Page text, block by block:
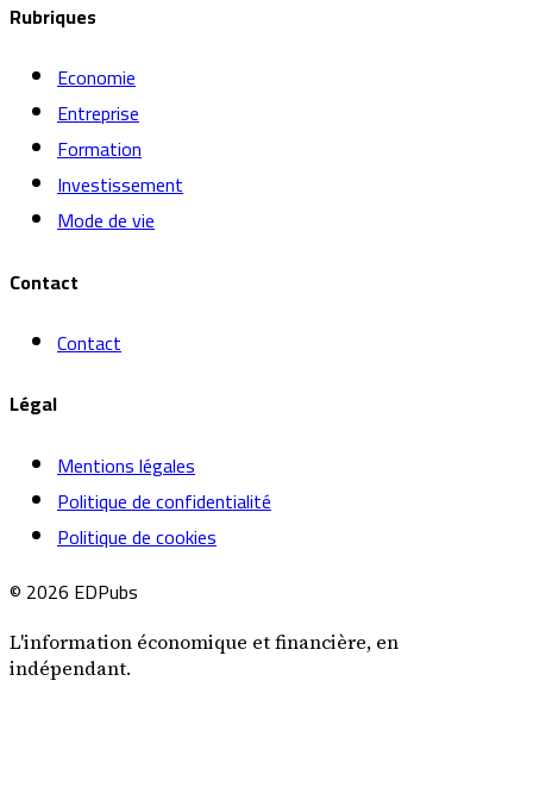
Rubriques
Economie
Entreprise
Formation
Investissement
Mode de vie
Contact
Contact
Légal
Mentions légales
Politique de confidentialité
Politique de cookies
© 2026 EDPubs
L'information économique et financière, en
indépendant.